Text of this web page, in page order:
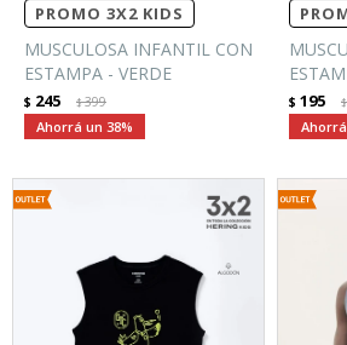
PROMO 3X2 KIDS
MUSCULOSA INFANTIL CON
ESTAMPA - VERDE
$ 245 $399
38
$ 195 $